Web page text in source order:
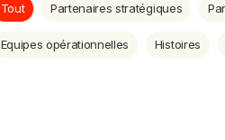
Tout Partenaires stratégiques
Equipes opérationnelles Histoires